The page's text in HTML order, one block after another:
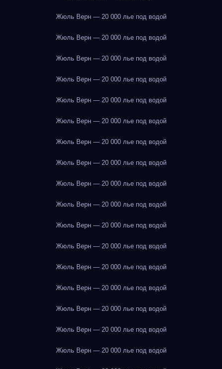
Жюль Верн — 20 000 лье под водой
Жюль Верн — 20 000 лье под водой
Жюль Верн — 20 000 лье под водой
Жюль Верн — 20 000 лье под водой
Жюль Верн — 20 000 лье под водой
Жюль Верн — 20 000 лье под водой
Жюль Верн — 20 000 лье под водой
Жюль Верн — 20 000 лье под водой
Жюль Верн — 20 000 лье под водой
Жюль Верн — 20 000 лье под водой
Жюль Верн — 20 000 лье под водой
Жюль Верн — 20 000 лье под водой
Жюль Верн — 20 000 лье под водой
Жюль Верн — 20 000 лье под водой
Жюль Верн — 20 000 лье под водой
Жюль Верн — 20 000 лье под водой
Жюль Верн — 20 000 лье под водой